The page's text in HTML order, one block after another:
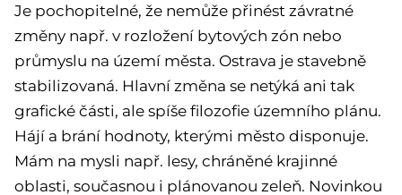
Je pochopitelné, že nemůže přinést závratné
změny např. v rozložení bytových zón nebo
průmyslu na území města. Ostrava je stavebně
stabilizovaná. Hlavní změna se netýká ani tak
grafické části, ale spíše filozofie územního plánu.
Hájí a brání hodnoty, kterými město disponuje.
Mám na mysli např. lesy, chráněné krajinné
oblasti, současnou i plánovanou zeleň. Novinkou